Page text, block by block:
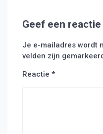
Geef een reactie
Je e-mailadres wordt
velden zijn
Reactie *